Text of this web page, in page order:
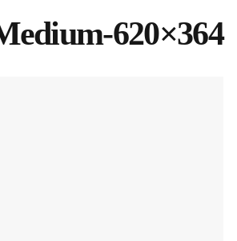
620×364